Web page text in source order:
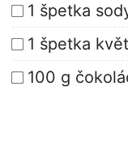
1 špetka
1 špetka
100 g